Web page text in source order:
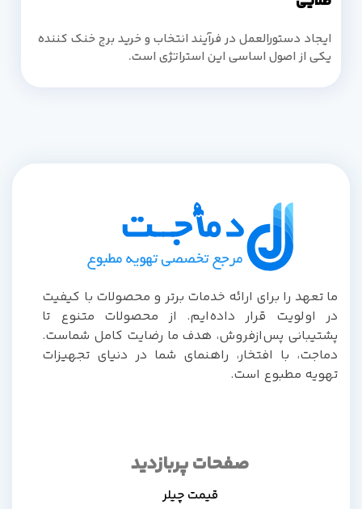
ایجاد دستورالعمل در فرآیند انتخاب و خرید برج خنک کننده
یکی از اصول اساسی این استراتژی است.
ما تعهد را برای ارائه خدمات برتر و محصولات با کیفیت
در اولویت قرار داده‌ایم. از محصولات متنوع تا
پشتیبانی پس‌از‌فروش، هدف ما رضایت کامل شماست.
دماجت، با افتخار، راهنمای شما در دنیای تجهیزات
تهویه مطبوع است.
صفحات پربازدید
قیمت چیلر